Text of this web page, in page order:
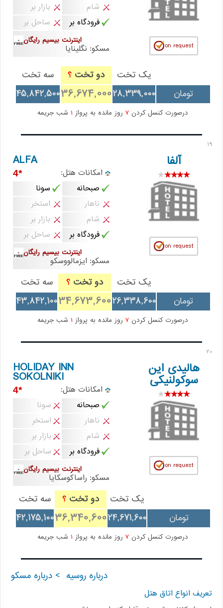
شام
بازار بر
فرودگاه بر
ساحل بر
اینترنت بیسیم رایگان
مسکو: نگلینایا
یک تخت دو تخت ؟
سه تخت
تومان
28,339,000
36,674,000
45,842,500
درصورت کنسل کردن 7 روز مانده به پرواز شب جریمه
19
آلفا ALFA
امکانات هتل: *4
صبحانه
سونا
ناهار
استخر
شام
بازار بر
فرودگاه بر
ساحل بر
اینترنت بیسیم رایگان
مسکو: ایزمالووسکو
یک تخت دو تخت ؟
سه تخت
تومان
26,338,600
34,673,600
43,842,100
درصورت کنسل کردن 7 روز مانده به پرواز شب جریمه
20
هالیدی این
سوکولنیکی
HOLIDAY INN
SOKOLNIKI
امکانات هتل: *4
صبحانه
سونا
ناهار
استخر
شام
بازار بر
فرودگاه بر
ساحل بر
اینترنت بیسیم رایگان
مسکو: راساکوسکایا
یک تخت دو تخت ؟
سه تخت
تومان
24,671,600
36,340,600
42,175,100
درصورت کنسل کردن 7 روز مانده به پرواز شب جریمه
درباره روسیه > درباره مسکو
تعریف انواع اتاق هتل